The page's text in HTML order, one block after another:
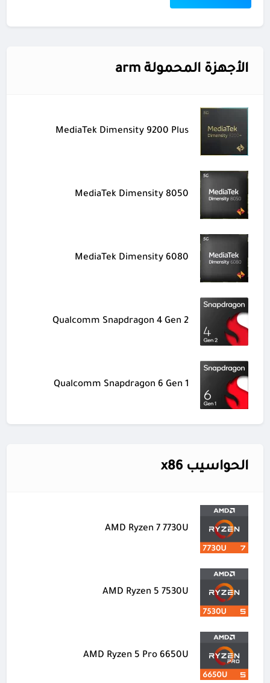
الأجهزة المحمولة arm
MediaTek Dimensity 9200 Plus
MediaTek Dimensity 8050
MediaTek Dimensity 6080
Qualcomm Snapdragon 4 Gen 2
Qualcomm Snapdragon 6 Gen 1
الحواسيب x86
AMD Ryzen 7 7730U
AMD Ryzen 5 7530U
AMD Ryzen 5 Pro 6650U